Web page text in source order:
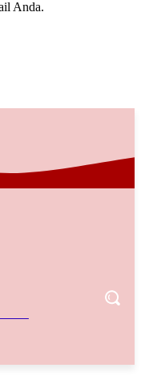
Anda.